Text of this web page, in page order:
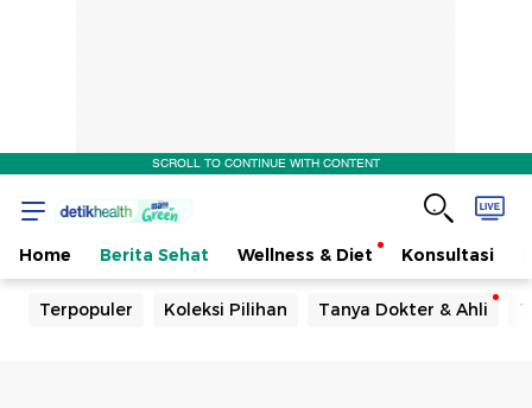
SCROLL TO CONTINUE WITH CONTENT
Home Berita Sehat Wellness & Diet Konsultasi
Terpopuler Koleksi Pilihan Tanya Dokter & Ahli